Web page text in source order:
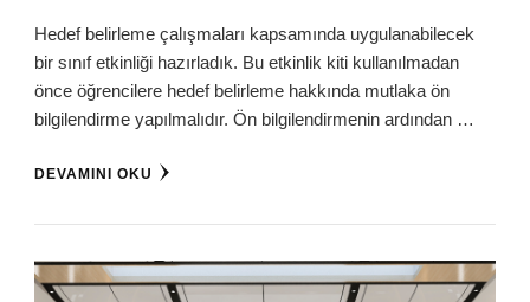
Hedef belirleme çalışmaları kapsamında uygulanabilecek
bir sınıf etkinliği hazırladık. Bu etkinlik kiti kullanılmadan
önce öğrencilere hedef belirleme hakkında mutlaka ön
bilgilendirme yapılmalıdır. Ön bilgilendirmenin ardından …
DEVAMINI OKU